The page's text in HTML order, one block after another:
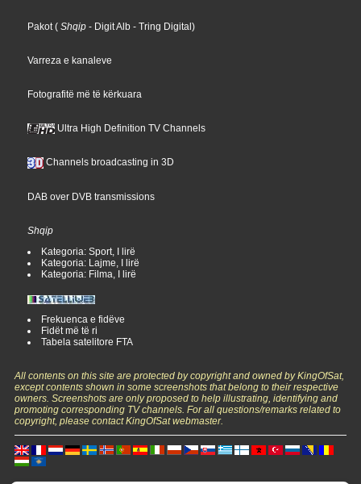
Pakot( Shqip - Digit Alb - Tring Digital)
Varreza e kanaleve
Fotografitë më të kërkuara
Ultra High Definition TV Channels
Channels broadcasting in 3D
DAB over DVB transmissions
Shqip
Kategoria: Sport, I lirë
Kategoria: Lajme, I lirë
Kategoria: Filma, I lirë
Frekuenca e fidëve
Fidët më të ri
Tabela satelitore FTA
All contents on this site are protected by copyright and owned by KingOfSat,
except contents shown in some screenshots that belong to their respective
owners. Screenshots are only proposed to help illustrating, identifying and
promoting corresponding TV channels. For all questions/remarks related to
copyright, please contact KingOfSat webmaster.